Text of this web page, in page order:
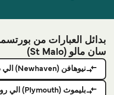
سان مالو (St Malo)
نیوهافن (Newhaven) الي دييب (Dieppe)
بليموث (Plymouth) الي روسكوف (Roscoff)